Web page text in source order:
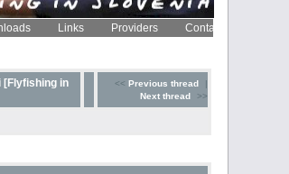
Links Providers Contact
[Flyfishing in
<< Previous thread
|
Next thread
>>